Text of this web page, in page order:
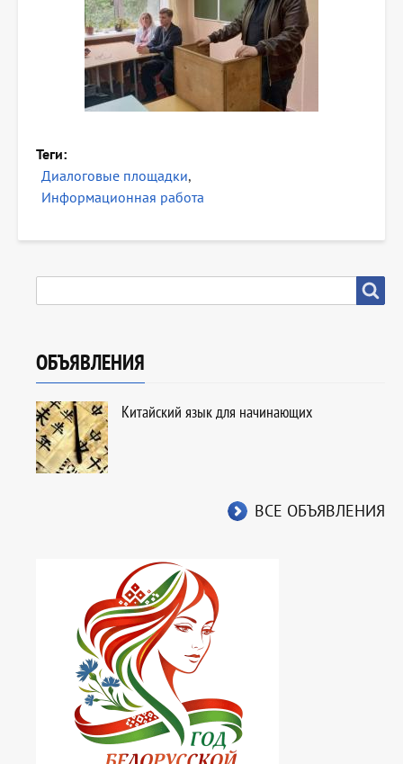
Теги
Диалоговые площадки
Информационная работа
ОБЪЯВЛЕНИЯ
Китайский язык для начинающих
ВСЕ ОБЪЯВЛЕНИЯ